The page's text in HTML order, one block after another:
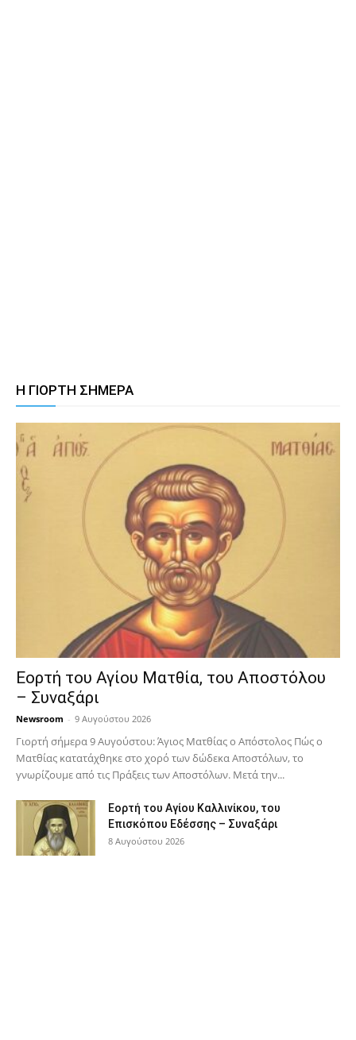
Η ΓΙΟΡΤΗ ΣΗΜΕΡΑ
Εορτή του Αγίου Ματθία, του Αποστόλου
– Συναξάρι
Newsroom - 9 Αυγούστου 2026
Γιορτή σήμερα 9 Αυγούστου: Άγιος Ματθίας ο Απόστολος Πώς ο
Ματθίας κατατάχθηκε στο χορό των δώδεκα Αποστόλων, το
γνωρίζουμε από τις Πράξεις των Αποστόλων. Μετά την...
Εορτή του Αγίου Καλλινίκου, του
Επισκόπου Εδέσσης – Συναξάρι
8 Αυγούστου 2026